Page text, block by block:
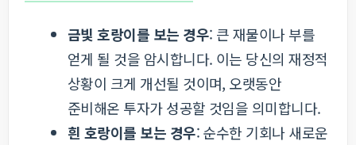
금빛 호랑이를 보는 경우: 큰 재물이나 부를
얻게 될 것을 암시합니다. 이는 당신의 재정적
상황이 크게 개선될 것이며, 오랫동안
준비해온 투자가 성공할 것임을 의미합니다.
흰 호랑이를 보는 경우: 순수한 기회나 새로운